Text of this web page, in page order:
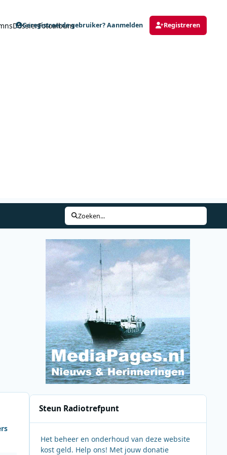
DossierFotoalbum
Geregistreerde gebruiker? Aanmelden Registreren
Zoeken...
Steun Radiotrefpunt
Het beheer en onderhoud van deze website
kost geld. Help ons! Met jouw donatie